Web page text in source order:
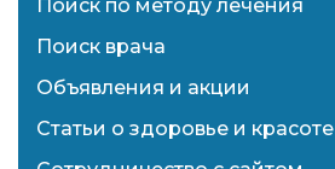
Поиск по методу лечения
Поиск врача
Объявления и акции
Статьи о здоровье и красоте